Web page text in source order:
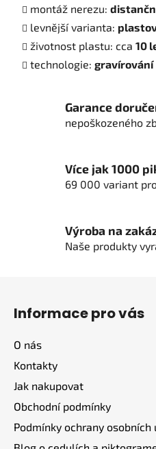
montáž nerezu:
levnější varianta:
životnost plastu: cca 10
technologie: gravírování
Garance
nepoškozeného
Více jak 1000
69 000 variant
Výroba na
Naše produkty
Informace pro vás
O nás
Kontakty
Jak nakupovat
Obchodní podmínky
Podmínky ochrany osobních